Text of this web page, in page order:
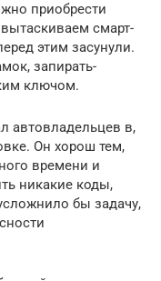
приобрести
смарт-
этим засунули.
запирать-
ключом.
автовладельцев в,
Он хорош тем,
времени и
никакие коды,
бы задачу,